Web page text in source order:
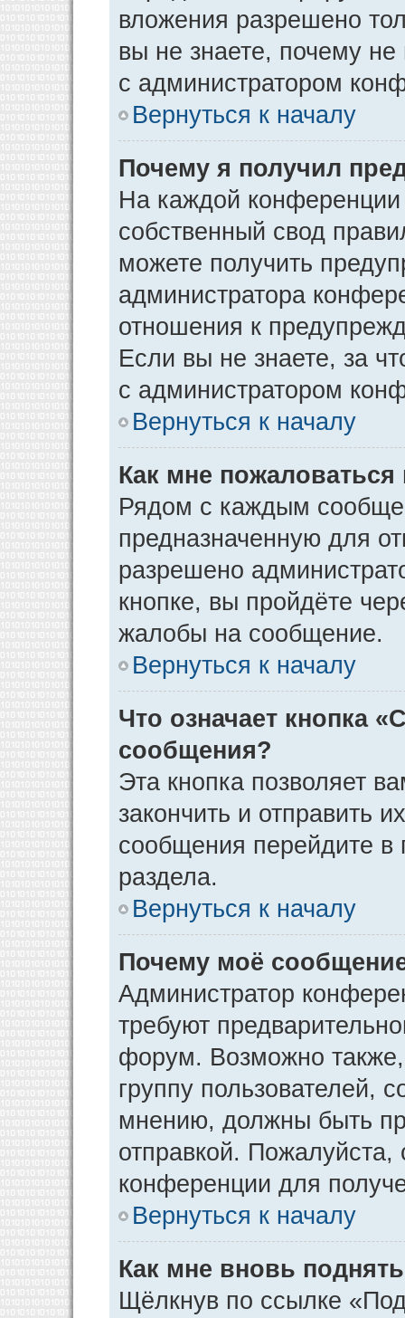
вложения разрешено
вы не знаете, почему
с администратором
Вернуться к началу
Почему я получил
На каждой конференции
собственный свод
можете получить
администратора
отношения к
Если вы не знаете, за
с администратором
Вернуться к началу
Как мне
Рядом с каждым
предназначенную для
разрешено
кнопке, вы пройдёте
жалобы на сообщение.
Вернуться к началу
Что означает кнопка
сообщения?
Эта кнопка позволяет
закончить и отправить
сообщения перейдите в
раздела.
Вернуться к началу
Почему моё
Администратор
требуют
форум. Возможно
группу пользователей,
мнению, должны быть
отправкой.
конференции для
Вернуться к началу
Как мне вновь
Щёлкнув по ссылке